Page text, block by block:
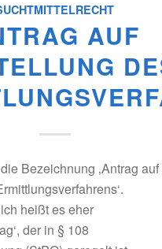
AUF
Bezeichnung ‚Antrag auf
heißt es eher
der in § 108